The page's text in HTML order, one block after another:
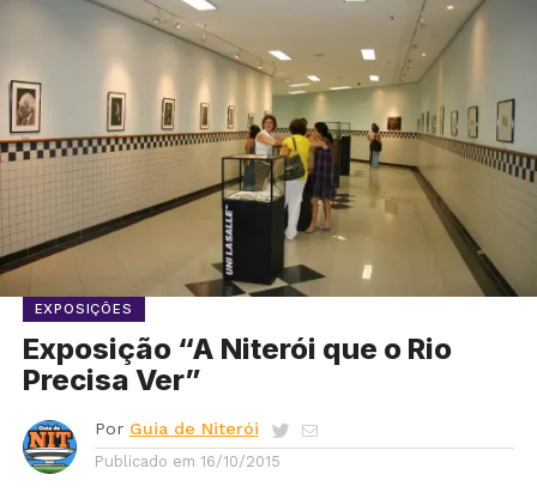
EXPOSIÇÕES
Exposição “A Niterói que o Rio
Precisa Ver”
Por Guia de Niterói
Publicado em 16/10/2015